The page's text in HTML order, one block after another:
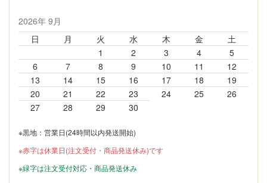
2026年 9月
日
月 火 水 木 金
土
1
2 3 4
5
6
7 8 9 10 11
12
13
14 15 16 17 18
19
20
21 22 23 24 25
26
27
28 29 30
※黒地：営業日(24時間以内発送開始)
※赤字は休業日(注文受付・商品発送休み)です
※緑字は注文受付対応・商品発送休み